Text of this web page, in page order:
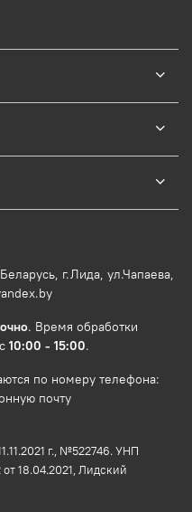
г.Лида, ул.Чапаева,
. Время обработки
10:00 - 15:00.
по номеру телефона:
почту
г., №522746. УНП
18.04.2021, Лидский